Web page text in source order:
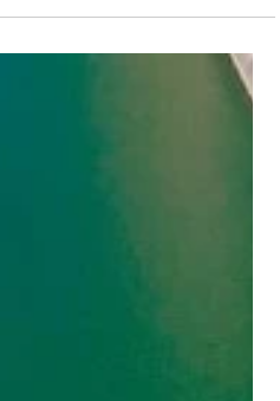
exacte reste floue, et c’est